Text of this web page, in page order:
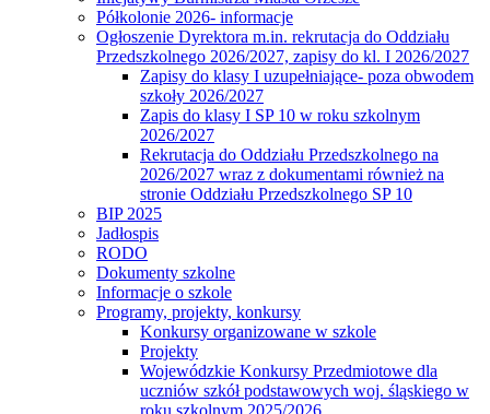
Półkolonie 2026- informacje
Ogłoszenie Dyrektora m.in. rekrutacja do Oddziału
Przedszkolnego 2026/2027, zapisy do kl. I 2026/2027
Zapisy do klasy I uzupełniające- poza obwodem
szkoły 2026/2027
Zapis do klasy I SP 10 w roku szkolnym
2026/2027
Rekrutacja do Oddziału Przedszkolnego na
2026/2027 wraz z dokumentami również na
stronie Oddziału Przedszkolnego SP 10
BIP 2025
Jadłospis
RODO
Dokumenty szkolne
Informacje o szkole
Programy, projekty, konkursy
Konkursy organizowane w szkole
Projekty
Wojewódzkie Konkursy Przedmiotowe dla
uczniów szkół podstawowych woj. śląskiego w
roku szkolnym 2025/2026